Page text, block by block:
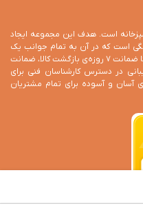
است. هدف این مجموعه ایجاد
است که در آن به تمام جوانب یک
خرید مطمئن توجه شده باشد. در همین راستا ضمانت 7 روزه‌ی بازگشت کالا، ضمانت
در دسترس کارشناسان فنی برای
آسان و آسوده برای تمام مشتریان